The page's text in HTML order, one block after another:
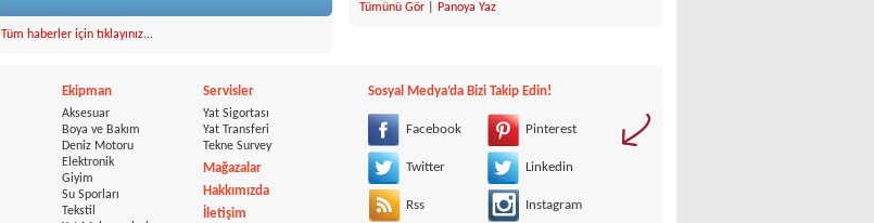
Tümünü Gör
Panoya Yaz
Tüm haberler için tıklayınız...
Ekipman
Aksesuar
Boya ve Bakım
Deniz Motoru
Elektronik
Giyim
Su Sporları
Tekstil
Sosyal Medya‘da Bizi Takip Edin!
Facebook Pinterest
Twitter Linkedin
Rss Instagram
Servisler
Yat Sigortası
Yat Transferi
Tekne Survey
Mağazalar
Hakkımızda
İletişim